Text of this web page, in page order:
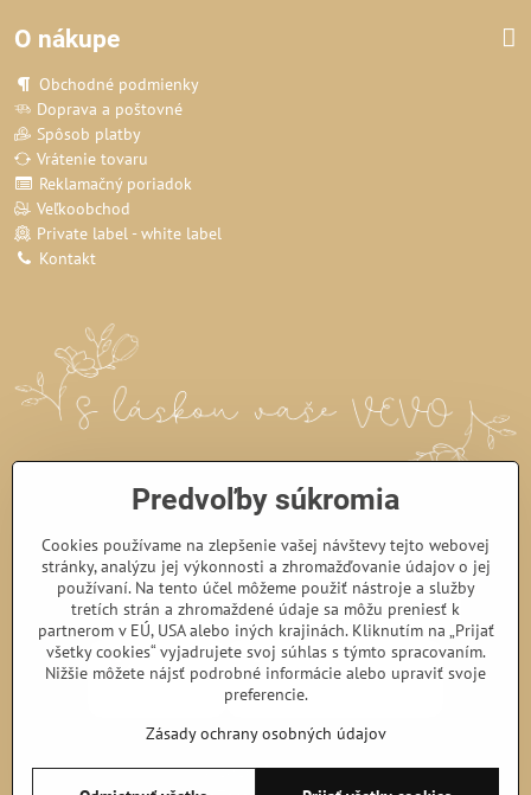
O nákupe
Obchodné podmienky
Doprava a poštovné
Spôsob platby
Vrátenie tovaru
Reklamačný poriadok
Veľkoobchod
Private label - white label
Kontakt
©2026Copyright
Predvoľby súkromia
Cookies používame na zlepšenie vašej návštevy tejto webovej
stránky, analýzu jej výkonnosti a zhromažďovanie údajov o jej
používaní. Na tento účel môžeme použiť nástroje a služby
tretích strán a zhromaždené údaje sa môžu preniesť k
partnerom v EÚ, USA alebo iných krajinách. Kliknutím na „Prijať
všetky cookies“ vyjadrujete svoj súhlas s týmto spracovaním.
Nižšie môžete nájsť podrobné informácie alebo upraviť svoje
preferencie.
Zásady ochrany osobných údajov